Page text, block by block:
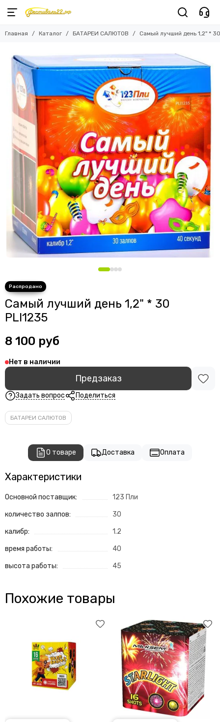
Главная Каталог БАТАРЕИ САЛЮТОВ Самый лучший день 1,2" *
Самый лучший день 1,2" * 30
PLI1235
8 100 руб
Нет в наличии
Предзаказ
Задать вопрос Поделиться
БАТАРЕИ САЛЮТОВ
О товаре Доставка Оплата
Характеристики
Основной поставщик: 123 Пли
количество залпов: 30
калибр: 1.2
время работы: 40
высота работы: 45
Похожие товары